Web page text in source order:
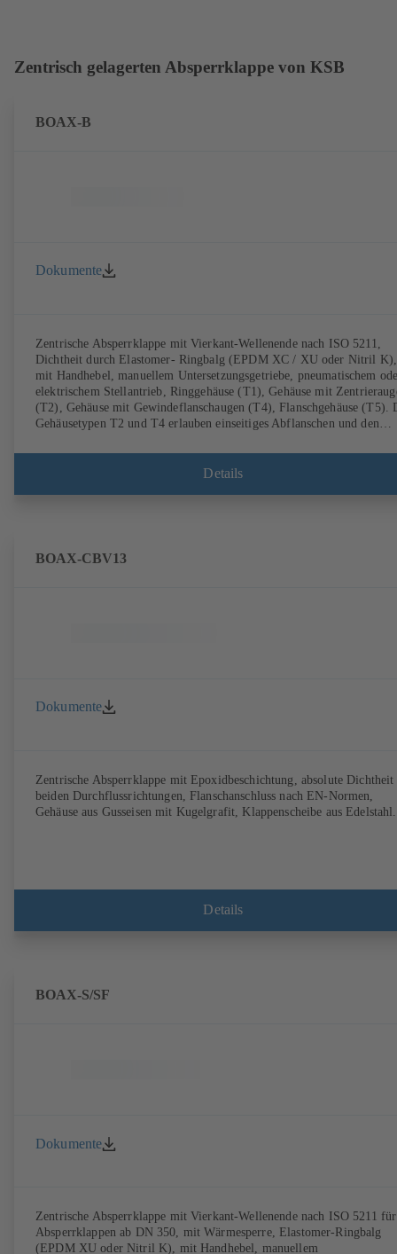
Zentrisch gelagerten Absperrklappe von KSB
BOAX-B
Dokumente
Zentrische Absperrklappe mit Vierkant-Wellenende nach ISO 5211,
Dichtheit durch Elastomer- Ringbalg (EPDM XC / XU oder Nitril K),
mit Handhebel, manuellem Untersetzungsgetriebe, pneumatischem
elektrischem Stellantrieb, Ringgehäuse (T1), Gehäuse mit
(T2), Gehäuse mit Gewindeflanschaugen (T4), Flanschgehäuse (T5).
Gehäusetypen T2 und T4 erlauben einseitiges Abflanschen und den
oder Edelstahl. Anschlüsse nach EN.
Details
BOAX-CBV13
Dokumente
Zentrische Absperrklappe mit Epoxidbeschichtung, absolute
beiden Durchflussrichtungen, Flanschanschluss nach EN-Normen,
Gehäuse aus Gusseisen mit Kugelgrafit, Klappenscheibe aus Edelstahl.
Details
BOAX-S/SF
Dokumente
Zentrische Absperrklappe mit Vierkant-Wellenende nach ISO 5211 für
Absperrklappen ab DN 350, mit Wärmesperre, Elastomer-Ringbalg
(EPDM XU oder Nitril K), mit Handhebel, manuellem